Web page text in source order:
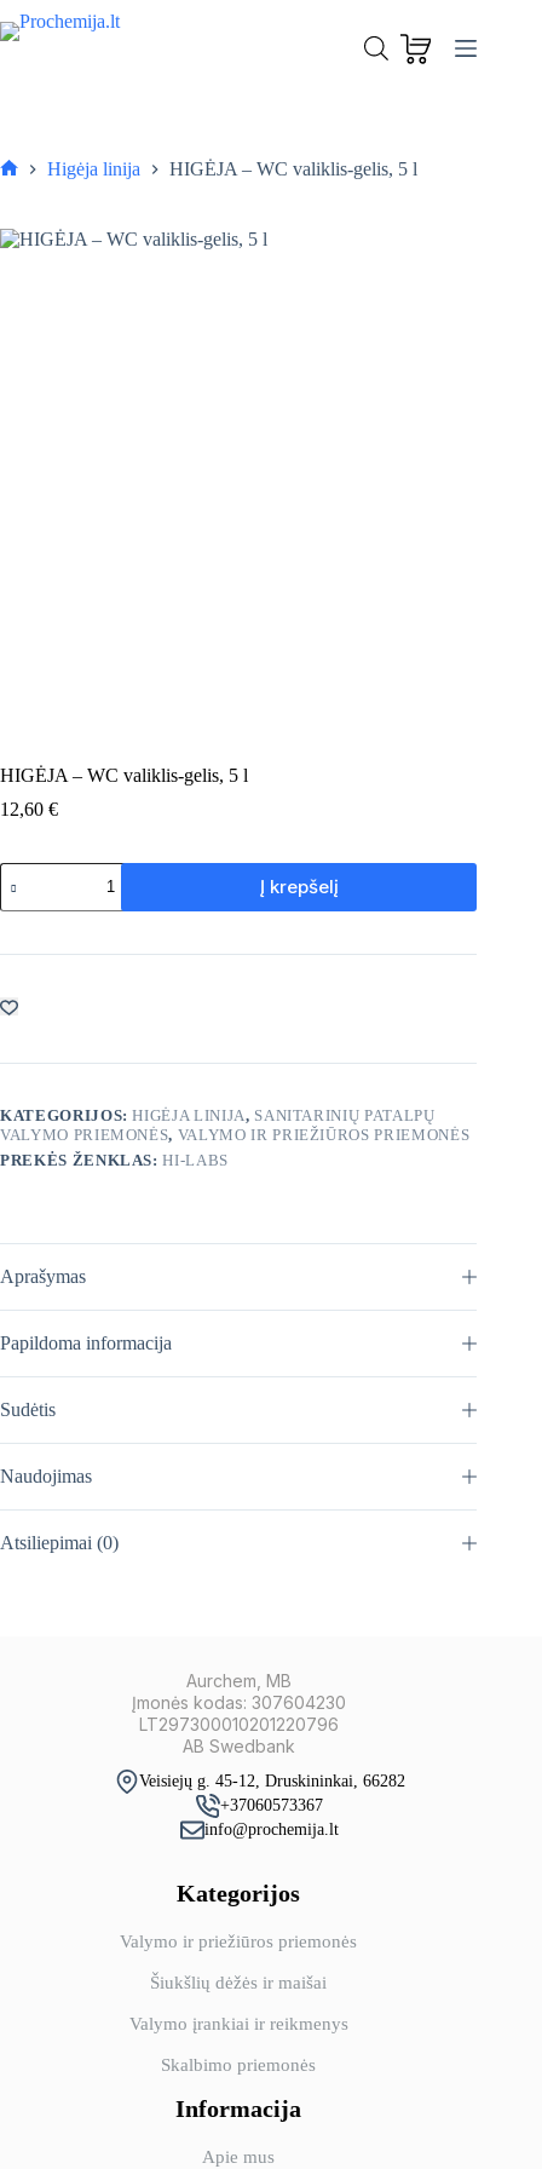
to
Į krepšelį
Higėja linija HIGĖJA – WC valiklis-gelis, 5 l
HIGĖJA – WC valiklis-gelis, 5 l
12,60 €
produkto
kiekis:
HIGĖJA
WC
5
Į krepšelį
KATEGORIJOS:HIGĖJA LINIJA, SANITARINIŲ PATALPŲ
VALYMO PRIEMONĖS, VALYMO IR PRIEŽIŪROS PRIEMONĖS
PREKĖS ŽENKLAS:HI-LABS
Aprašymas
Papildoma informacija
Sudėtis
Naudojimas
Atsiliepimai (0)
Aurchem, MB
Įmonės kodas: 307604230
LT297300010201220796
AB Swedbank
Veisiejų g. 45-12, Druskininkai, 66282
+37060573367
info@prochemija.lt
Kategorijos
Valymo ir priežiūros priemonės
Šiukšlių dėžės ir maišai
Valymo įrankiai ir reikmenys
Skalbimo priemonės
Informacija
Apie mus